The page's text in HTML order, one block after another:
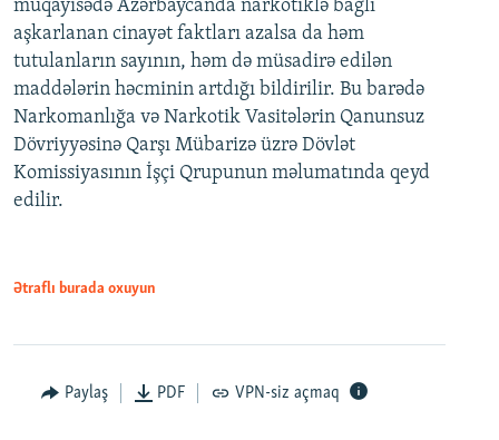
müqayisədə Azərbaycanda narkotiklə bağlı
aşkarlanan cinayət faktları azalsa da həm
tutulanların sayının, həm də müsadirə edilən
maddələrin həcminin artdığı bildirilir. Bu barədə
Narkomanlığa və Narkotik Vasitələrin Qanunsuz
Dövriyyəsinə Qarşı Mübarizə üzrə Dövlət
Komissiyasının İşçi Qrupunun məlumatında qeyd
edilir.
Ətraflı burada oxuyun
Paylaş PDF VPN-siz açmaq